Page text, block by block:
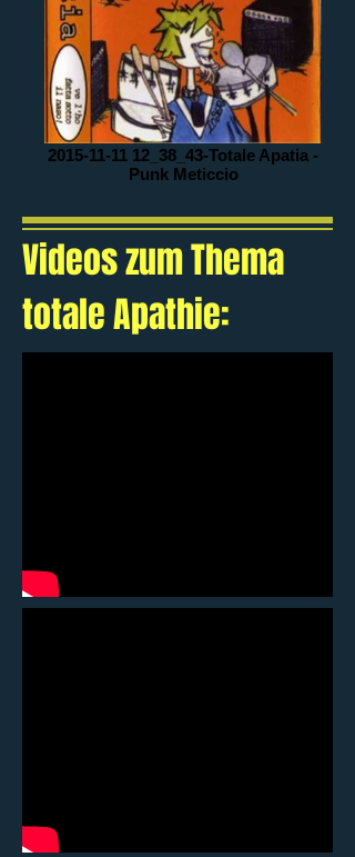
2015-11-11 12_38_43-Totale Apatia -
Punk Meticcio
Videos zum Thema
totale Apathie: